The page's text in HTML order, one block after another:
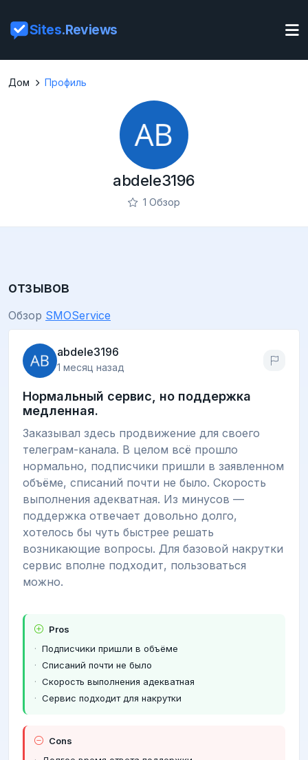
Sites.Reviews
Дом Профиль
abdele3196
1 Обзор
отзывов
Обзор SMOService
abdele3196
1 месяц назад
Нормальный сервис, но поддержка
медленная.
Заказывал здесь продвижение для своего
телеграм-канала. В целом всё прошло
нормально, подписчики пришли в заявленном
объёме, списаний почти не было. Скорость
выполнения адекватная. Из минусов —
поддержка отвечает довольно долго,
хотелось бы чуть быстрее решать
возникающие вопросы. Для базовой накрутки
сервис вполне подходит, пользоваться
можно.
Pros
Подписчики пришли в объёме
Списаний почти не было
Скорость выполнения адекватная
Сервис подходит для накрутки
Cons